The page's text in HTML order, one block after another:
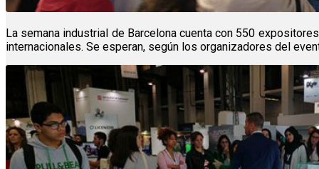
La semana industrial de Barcelona cuenta con 550
internacionales. Se esperan, según los organizadores del